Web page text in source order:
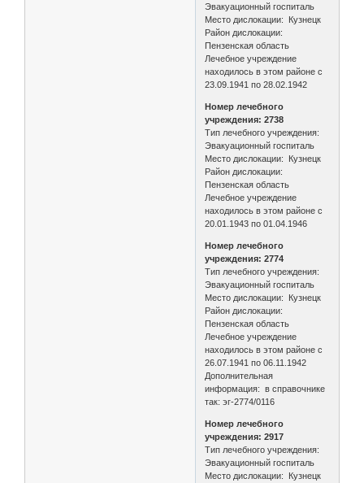
Эвакуационный госпиталь
Место дислокации: Кузнецк
Район дислокации:
Пензенская область
Лечебное учреждение
находилось в этом районе с
23.09.1941 по 28.02.1942
Номер лечебного
учреждения: 2738
Тип лечебного учреждения:
Эвакуационный госпиталь
Место дислокации: Кузнецк
Район дислокации:
Пензенская область
Лечебное учреждение
находилось в этом районе с
20.01.1943 по 01.04.1946
Номер лечебного
учреждения: 2774
Тип лечебного учреждения:
Эвакуационный госпиталь
Место дислокации: Кузнецк
Район дислокации:
Пензенская область
Лечебное учреждение
находилось в этом районе с
26.07.1941 по 06.11.1942
Дополнительная
информация: в справочнике
так: эг-2774/0116
Номер лечебного
учреждения: 2917
Тип лечебного учреждения:
Эвакуационный госпиталь
Место дислокации: Кузнецк